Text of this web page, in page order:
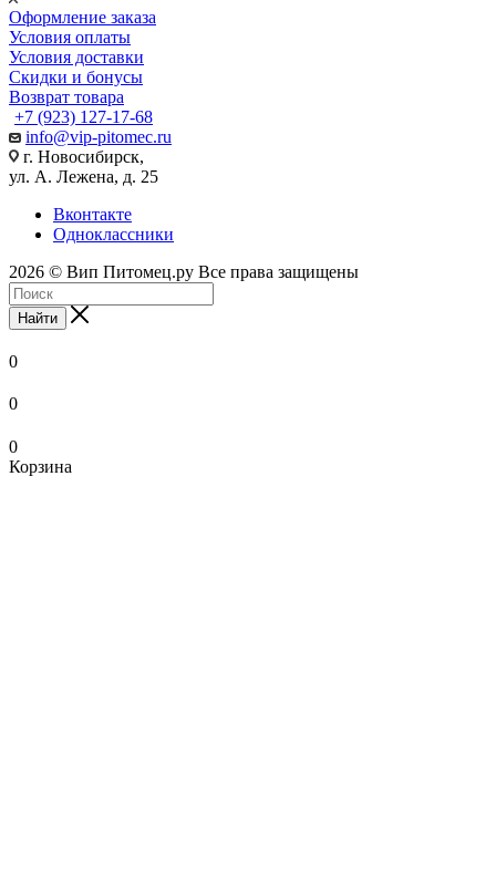
Оформление заказа
Условия оплаты
Условия доставки
Скидки и бонусы
Возврат товара
+7 (923) 127-17-68
info@vip-pitomec.ru
г. Новосибирск,
ул. А. Лежена, д. 25
Вконтакте
Одноклассники
2026 © Вип Питомец.ру Все права защищены
Найти
0
0
0
Корзина